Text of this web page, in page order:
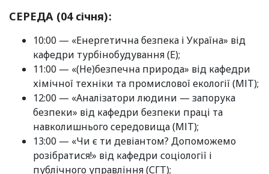
СЕРЕДА (04 січня):
10:00 — «Енергетична безпека і Україна» від
кафедри турбінобудування (Е);
11:00 — «(Не)безпечна природа» від кафедри
хімічної техніки та промислової екології (МІТ);
12:00 — «Аналізатори людини — запорука
безпеки» від кафедри безпеки праці та
навколишнього середовища (МІТ);
13:00 — «Чи є ти девіантом? Допоможемо
розібратися!» від кафедри соціології і
публічного управління (СГТ);